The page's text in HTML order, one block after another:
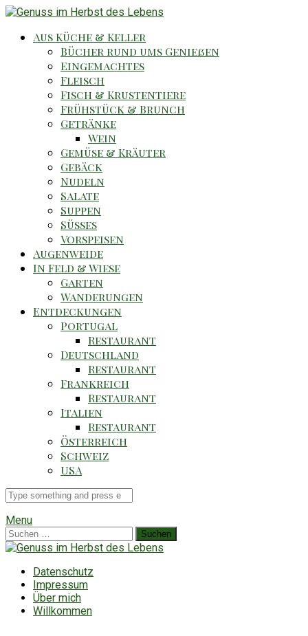
Aus Küche & Keller
Bücher rund ums Genießen
Eingemachtes
Fleisch
Fisch & Krustentiere
Frühstück & Brunch
Getränke
Wein
Gemüse & Kräuter
Gebäck
Nudeln
Salate
Suppen
Süsses
Vorspeisen
Augenweide
In Feld & Wiese
Garten
Wanderungen
Entdeckungen
Portugal
Restaurant
Deutschland
Restaurant
Frankreich
Restaurant
Italien
Restaurant
Österreich
Schweiz
USA
Suche
für
Menu
Suchen
nach:
Datenschutz
Impressum
Über mich
Willkommen